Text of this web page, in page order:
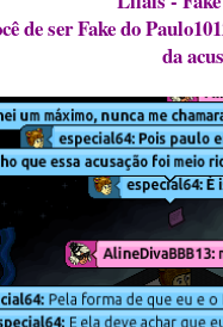
de ser Fake do
da